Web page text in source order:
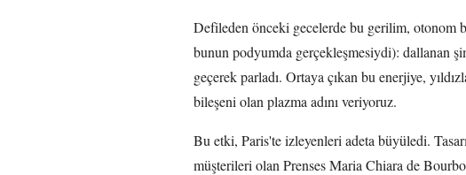
Defileden önceki gecelerde bu gerilim, otonom
bunun podyumda gerçekleşmesiydi): dallanan
geçerek parladı. Ortaya çıkan bu enerjiye,
bileşeni olan plazma adını veriyoruz.
Bu etki, Paris'te izleyenleri adeta büyüledi.
müşterileri olan Prenses Maria Chiara de